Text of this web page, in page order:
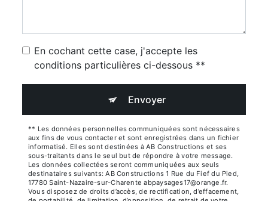
En cochant cette case, j'accepte les
conditions particulières ci-dessous **
Envoyer
** Les données personnelles communiquées sont nécessaires
aux fins de vous contacter et sont enregistrées dans un fichier
informatisé. Elles sont destinées à AB Constructions et ses
sous-traitants dans le seul but de répondre à votre message.
Les données collectées seront communiquées aux seuls
destinataires suivants: AB Constructions 1 Rue du Fief du Pied,
17780 Saint-Nazaire-sur-Charente abpaysages17@orange.fr.
Vous disposez de droits d’accès, de rectification, d’effacement,